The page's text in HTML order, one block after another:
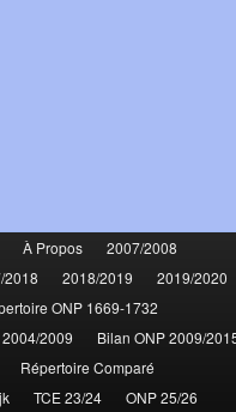
À Propos
2007/2008
2018 2018/2019
2019/2020
ONP 1669-1732
2009
Bilan ONP 2009/
Répertoire Comparé
TCE 23/24
ONP 25/26